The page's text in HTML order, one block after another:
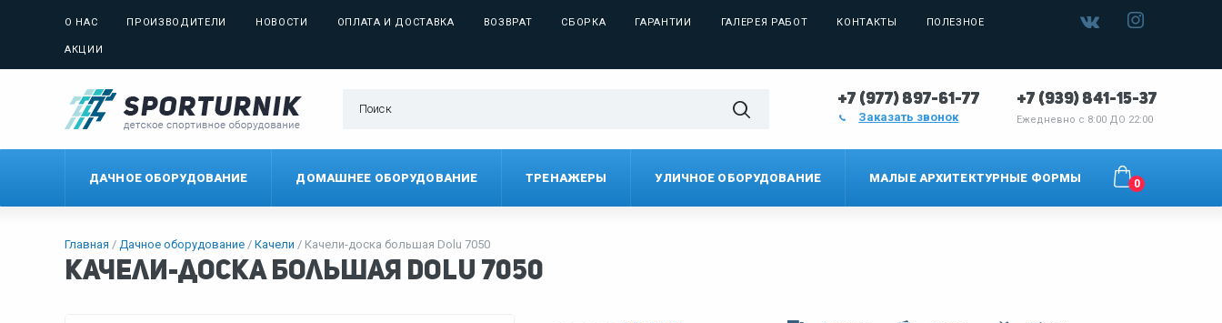
О НАС ПРОИЗВОДИТЕЛИ НОВОСТИ ОПЛАТА И ДОСТАВКА ВОЗВРАТ СБОРКА ГАРАНТИИ ГАЛЕРЕЯ РАБОТ КОНТАКТЫ ПОЛЕЗНОЕ
АКЦИИ
+7 (977) 897-61-77
Заказать звонок
+7 (939) 841-15-37
Ежедневно с 8:00 ДО 22:00
ДАЧНОЕ ОБОРУДОВАНИЕ ДОМАШНЕЕ ОБОРУДОВАНИЕ ТРЕНАЖЕРЫ УЛИЧНОЕ ОБОРУДОВАНИЕ МАЛЫЕ АРХИТЕКТУРНЫЕ ФОРМЫ 0
Главная Дачное оборудование Качели Качели-доска большая Dolu 7050
Качели-доска большая Dolu 7050